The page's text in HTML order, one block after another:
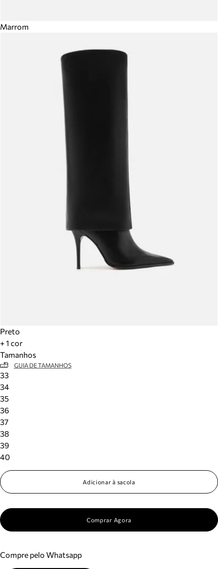
Marrom
Preto
+ 1 cor
Tamanhos
GUIA DE TAMANHOS
33
34
35
36
37
38
39
40
Adicionar à sacola
Comprar Agora
Compre pelo Whatsapp